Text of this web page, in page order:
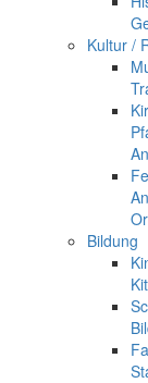
Kultur /
Bildung